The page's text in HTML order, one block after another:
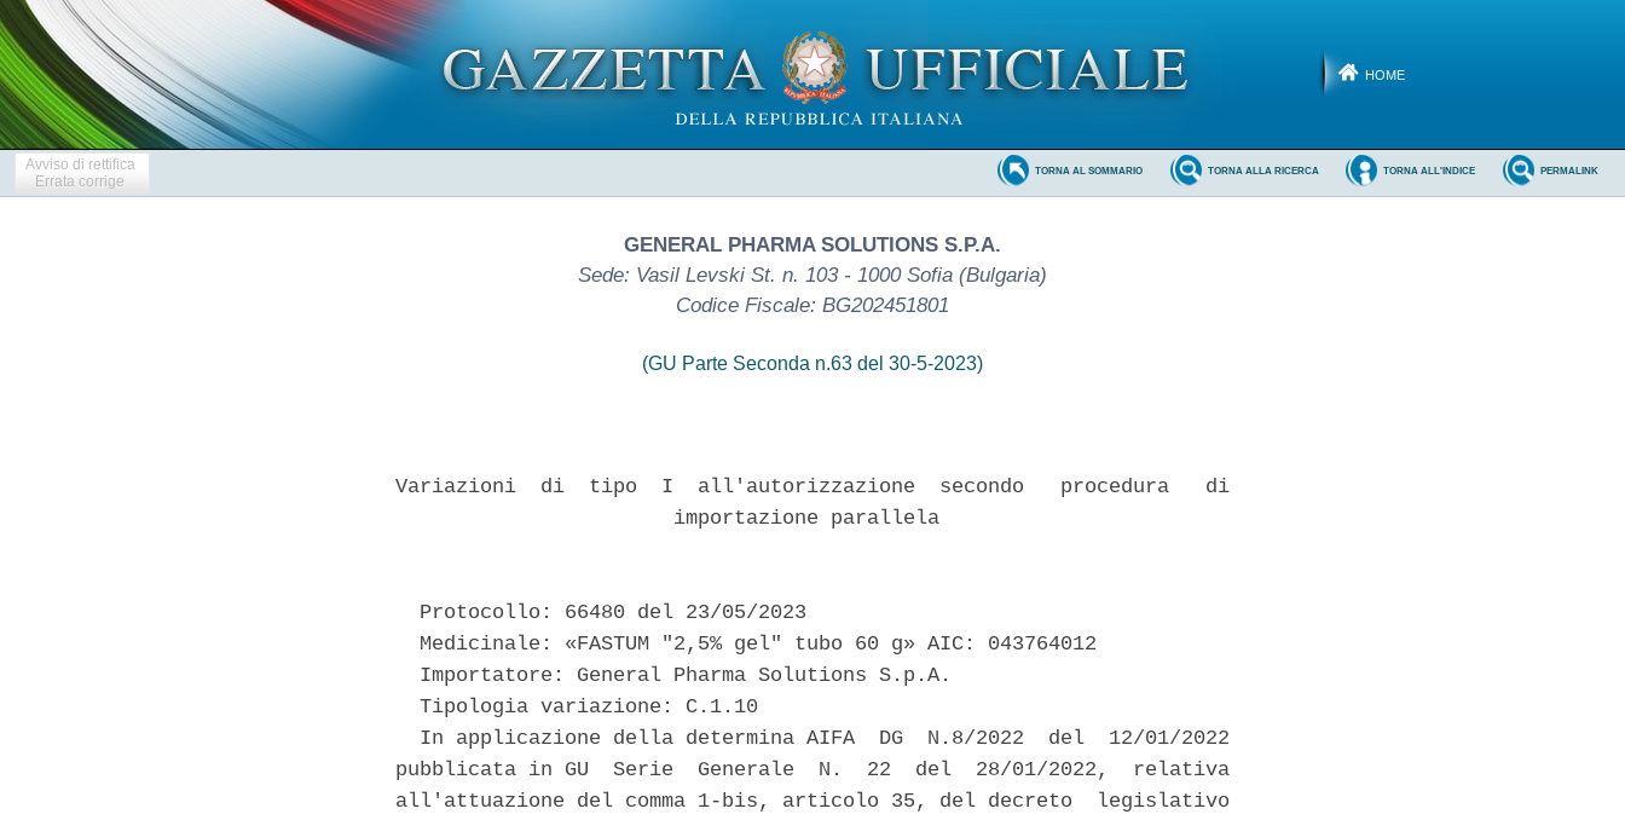
HOME
Avviso di rettifica
Errata corrige
PERMALINK
TORNA ALL'INDICE
TORNA ALLA RICERCA
TORNA AL SOMMARIO
GENERAL PHARMA SOLUTIONS S.P.A.
Sede: Vasil Levski St. n. 103 - 1000 Sofia (Bulgaria)
Codice Fiscale: BG202451801
(GU Parte Seconda n.63 del 30-5-2023)
Variazioni  di  tipo  I  all'autorizzazione  secondo   procedura   di
                       importazione parallela
  Protocollo: 66480 del 23/05/2023
  Medicinale: «FASTUM "2,5% gel" tubo 60 g» AIC: 043764012
  Importatore: General Pharma Solutions S.p.A.
  Tipologia variazione: C.1.10
  In applicazione della determina AIFA  DG  N.8/2022  del  12/01/2022
pubblicata in GU  Serie  Generale  N.  22  del  28/01/2022,  relativa
all'attuazione del comma 1-bis, articolo 35, del decreto  legislativo